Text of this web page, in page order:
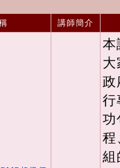
講師簡介
本
大
政
行
功
程
組